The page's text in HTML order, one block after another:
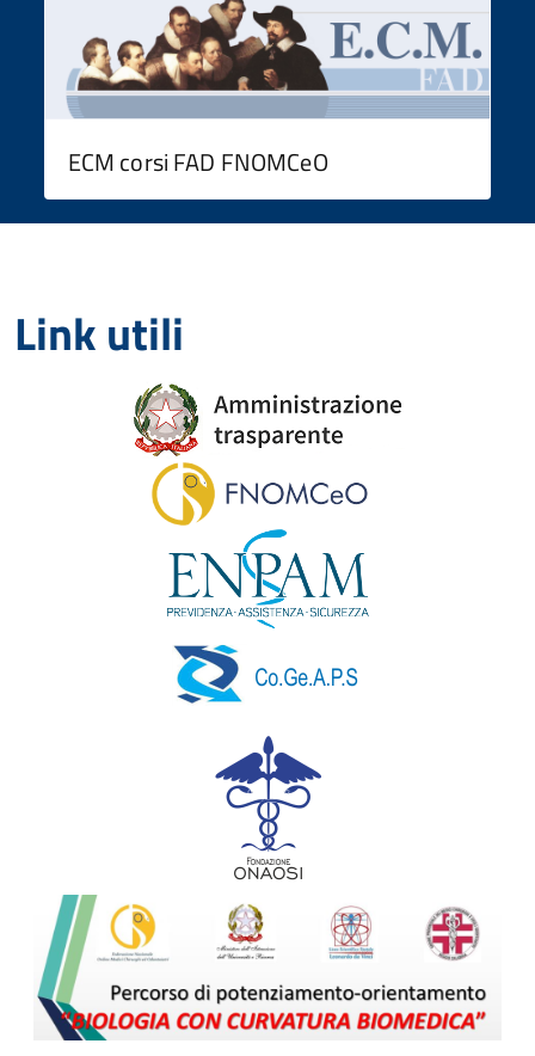
ECM corsi FAD FNOMCeO
Link utili